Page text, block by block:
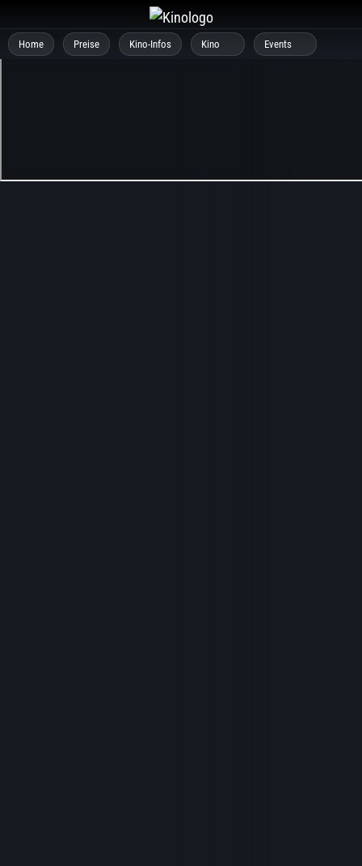
Inhalt
springen
Home Preise Kino-Infos Kino Events